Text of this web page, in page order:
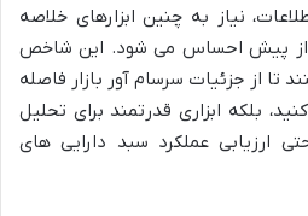
نیاز به چنین ابزارهای خلاصه
پیش احساس می شود. این شاخص
تا از جزئیات سرسام آور بازار فاصله
بلکه ابزاری قدرتمند برای تحلیل
ارزیابی عملکرد سبد دارایی های